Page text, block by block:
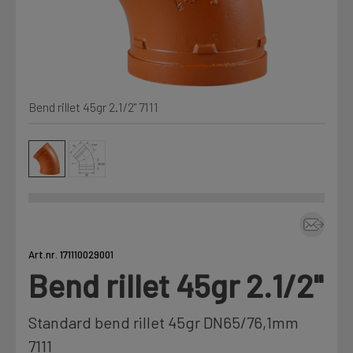
Kjemi, vindsperre og branntetting
Installasjon
Fag
Mine henvendelser
Prislister
Firmainformasjon
LOGG UT
Bend rillet 45gr 2.1/2" 7111
Art.nr. 171110029001
Bend rillet 45gr 2.1/2"
Standard bend rillet 45gr DN65/76,1mm
7111